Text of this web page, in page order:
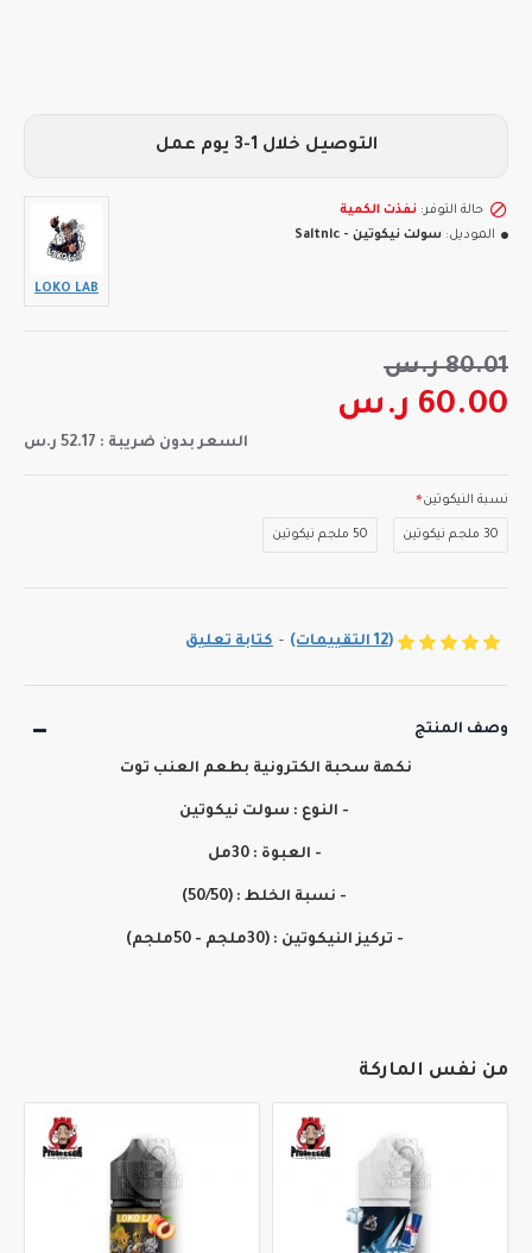
(12 التقييمات) - كتابة تعليق
60.00 ر.س
80.01 ر.س
السعر بدون ضريبة : 52.17 ر.س
حالة التوفر: نفذت الكمية
الموديل: سولت نيكوتين - Saltnic
LOKO LAB
نسبة النيكوتين
30 ملجم نيكوتين 50 ملجم نيكوتين
التوصيل خلال 1-3 يوم عمل
وصف المنتج
نكهة سحبة الكترونية بطعم العنب توت
- النوع : سولت نيكوتين
- العبوة : 30مل
- نسبة الخلط : (50/50)
- تركيز النيكوتين : (30ملجم - 50ملجم)
من نفس الماركة